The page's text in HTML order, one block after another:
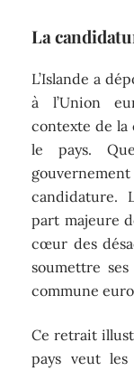
La
L’Islande a
à l’Union
contexte de la
le pays.
candidature.
part majeure
cœur des
soumettre
commune
Ce retrait
pays veut les